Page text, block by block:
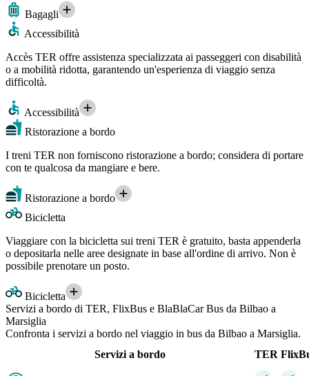
Bagagli
Accessibilità
Accès TER offre assistenza specializzata ai passeggeri con disabilità
o a mobilità ridotta, garantendo un'esperienza di viaggio senza
difficoltà.
Accessibilità
Ristorazione a bordo
I treni TER non forniscono ristorazione a bordo; considera di portare
con te qualcosa da mangiare e bere.
Ristorazione a bordo
Bicicletta
Viaggiare con la bicicletta sui treni TER è gratuito, basta appenderla
o depositarla nelle aree designate in base all'ordine di arrivo. Non è
possibile prenotare un posto.
Bicicletta
Servizi a bordo di TER, FlixBus e BlaBlaCar Bus da Bilbao a
Marsiglia
Confronta i servizi a bordo nel viaggio in bus da Bilbao a Marsiglia.
Servizi a bordo
TER